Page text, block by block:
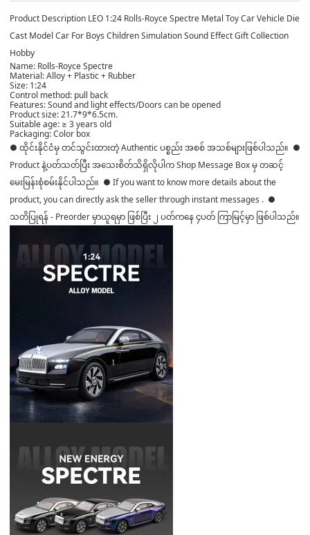
Product Description LEO 1:24 Rolls-Royce Spectre Metal Toy Car Vehicle Die
Cast Model Car For Boys Children Simulation Sound Effect Gift Collection
Hobby
Name: Rolls-Royce Spectre
Material: Alloy + Plastic + Rubber
Size: 1:24
Control method: pull back
Features: Sound and light effects/Doors can be opened
Product size: 21.7*9*6.5cm.
Suitable age: ≥ 3 years old
Packaging: Color box
● ထိုင်းနိုင်ငံမှ တင်သွင်းထားတဲ့ Authentic ပစ္စည်း အစစ် အသစ်များဖြစ်ပါသည်။ ●
Product နဲ့ပတ်သတ်ပြီး အသေးစိတ်သိရှိလိုပါက Shop Message Box မှ တဆင့်
မေးမြန်းစုံစမ်းနိုင်ပါသည်။ ● If you want to know more details about the
product, you can directly ask the seller through instant messages . ●
သတိပြုရန် - Preorder မှာယူရမှာ ဖြစ်ပြီး ၂ ပတ်ကနေ ၄ပတ် ကြာမြင့်မှာ ဖြစ်ပါသည်။